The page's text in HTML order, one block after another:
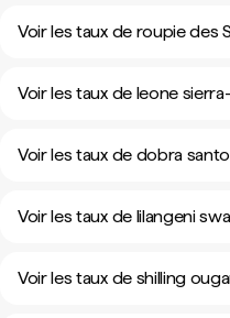
Voir les taux de roupie des
Voir les taux de leone
Voir les taux de dobra
Voir les taux de lilangeni
Voir les taux de shilling